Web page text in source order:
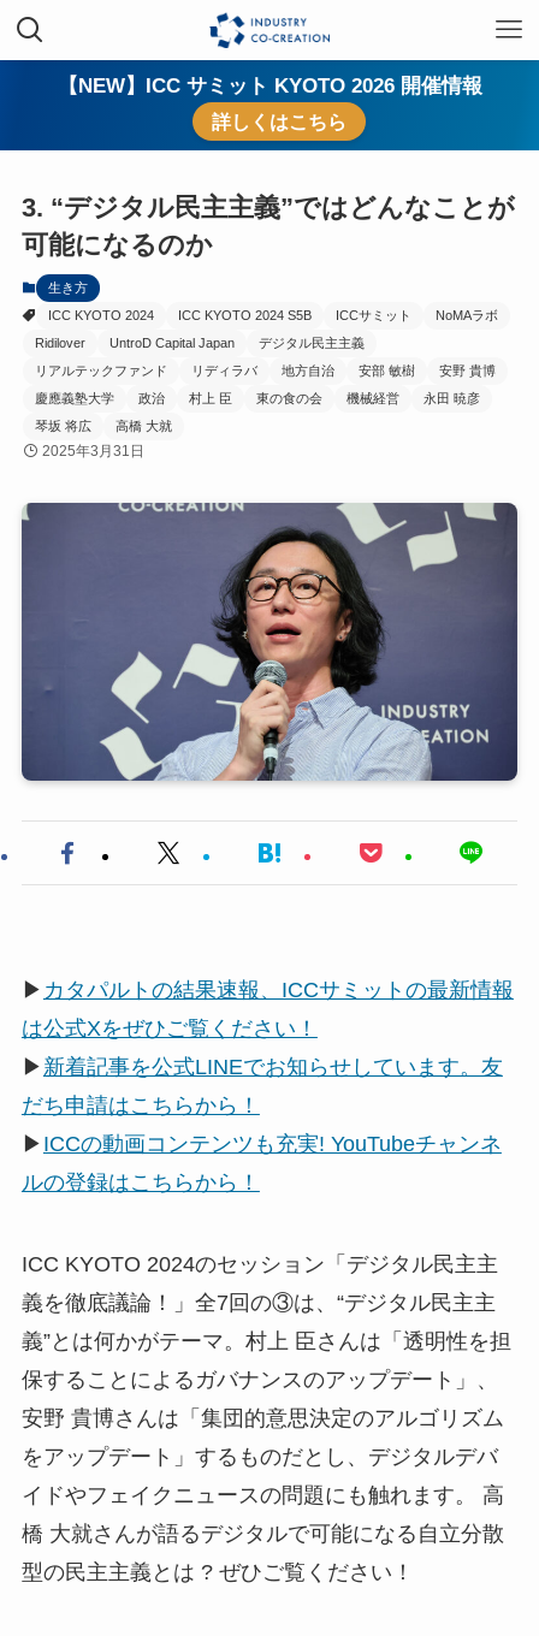
【NEW】ICC サミット KYOTO 2026 開催情報
詳しくはこちら
3. “デジタル民主主義”ではどんなことが
可能になるのか
生き方
ICC KYOTO 2024
ICC KYOTO 2024 S5B ICCサミット
NoMAラボ
Ridilover
UntroD Capital Japan
デジタル民主主義
リアルテックファンド
リディラバ 地方自治 安部 敏樹
安野 貴博
慶應義塾大学
政治 村上 臣 東の食の会 機械経営
永田 暁彦
琴坂 将広
高橋 大就
2025年3月31日
▶ カタパルトの結果速報、ICCサミットの最新情報
は公式Xをぜひご覧ください！
▶ 新着記事を公式LINEでお知らせしています。友
だち申請はこちらから！
▶ ICCの動画コンテンツも充実! YouTubeチャンネ
ルの登録はこちらから！
ICC KYOTO 2024のセッション「デジタル民主主
義を徹底議論！」全7回の③は、“デジタル民主主
義”とは何かがテーマ。村上 臣さんは「透明性を担
保することによるガバナンスのアップデート」、
安野 貴博さんは「集団的意思決定のアルゴリズム
をアップデート」するものだとし、デジタルデバ
イドやフェイクニュースの問題にも触れます。 高
橋 大就さんが語るデジタルで可能になる自立分散
型の民主主義とは ? ぜひご覧ください！